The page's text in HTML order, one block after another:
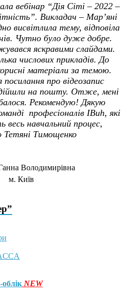
вебінар “Дія Сіті – 2022 –
Викладач – Мар’яні
висвітлила тему, відповіла
Чутно було дуже добре.
яскравими слайдами.
числових прикладів. До
матеріали за темою.
про відеозапис
на пошту. Отже, мені
Рекомендую! Дякую
професіоналів IBuh, які
навчальний процес,
Тетяні Тимощенко
Володимирівна
м. Київ
NEW